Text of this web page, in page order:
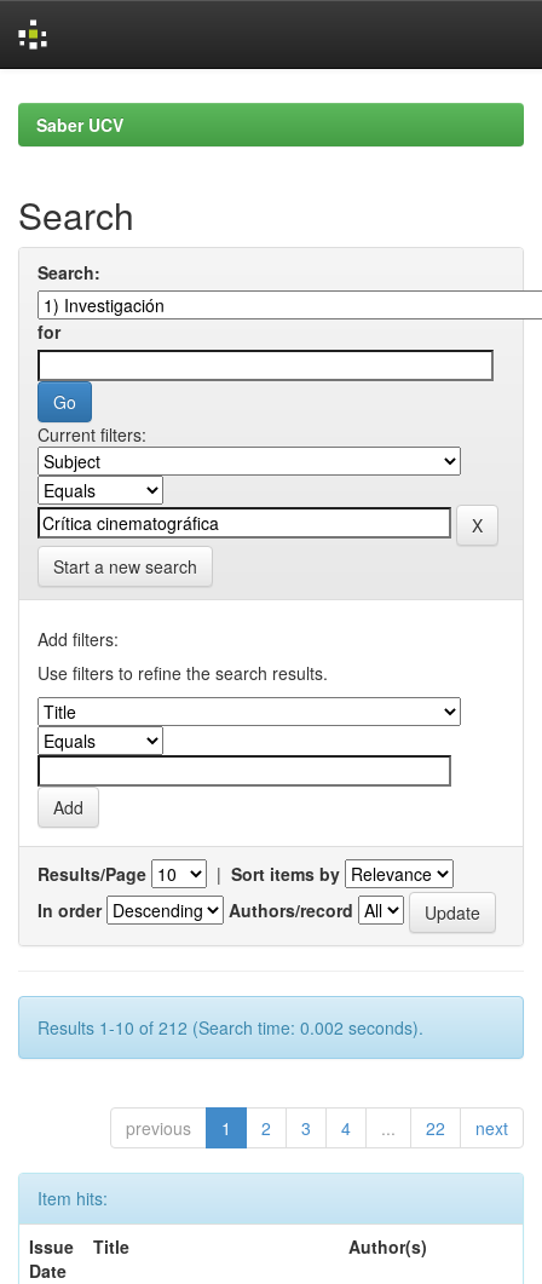
navigationSaber UCV
Search
Search:
for
Current filters:
Start a new search
Add filters:
Use filters to refine the search results.
Results/Page | Sort items by
In order
Authors/record
Results 1-10 of 212 (Search time: 0.002 seconds).
previous 1 2 3 4 ... 22 next
Item hits:
Issue
Date
Title Author(s)